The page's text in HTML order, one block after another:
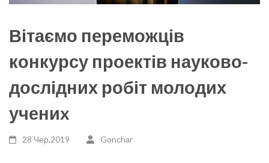
Вітаємо переможців
конкурсу проектів науково-
дослідних робіт молодих
учениx
28 Чер,2019 Gonchar